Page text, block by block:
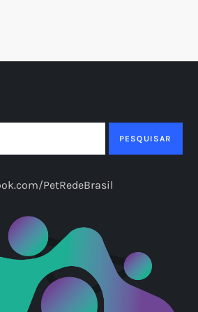
PESQUISAR
PetRedeBrasil